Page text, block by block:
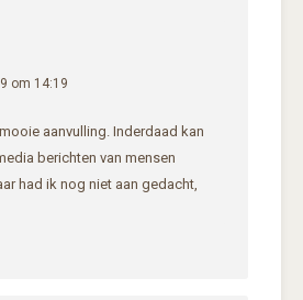
om 14:19
aanvulling. Inderdaad kan
berichten van mensen
had ik nog niet aan gedacht,